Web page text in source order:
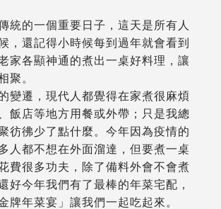
統的一個重要日子，這天是所有人
，還記得小時候每到過年就會看到
家各顯神通的煮出一桌好料理，讓
聚。
變遷，現代人都覺得在家煮很麻煩
飯店等地方用餐或外帶；只是我總
彷彿少了點什麼。今年因為疫情的
人都不想在外面溜達，但要煮一桌
費很多功夫，除了備料外會不會煮
好今年我們有了最棒的年菜宅配，
牌年菜宴」讓我們一起吃起來。